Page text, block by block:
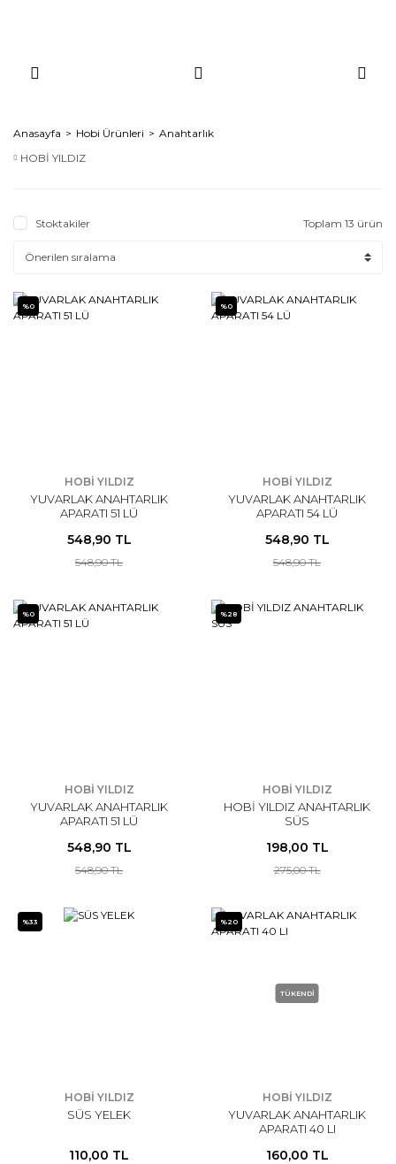
Anasayfa Hobi Ürünleri
Anahtarlık
HOBİ YILDIZ
Stoktakiler Toplam 13 ürün
%0
HOBİ YILDIZ
YUVARLAK ANAHTARLIK
APARATI 51 LÜ
548,90 TL
548,90 TL
%0
HOBİ YILDIZ
YUVARLAK ANAHTARLIK
APARATI 54 LÜ
548,90 TL
548,90 TL
%0
HOBİ YILDIZ
YUVARLAK ANAHTARLIK
APARATI 51 LÜ
548,90 TL
548,90 TL
%28
HOBİ YILDIZ
HOBİ YILDIZ ANAHTARLIK
SÜS
198,00 TL
275,00 TL
%33
HOBİ YILDIZ
SÜS YELEK
110,00 TL
%20
TÜKENDİ
HOBİ YILDIZ
YUVARLAK ANAHTARLIK
APARATI 40 LI
160,00 TL